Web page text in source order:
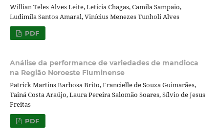
Willian Teles Alves Leite, Leticia Chagas, Camila Sampaio,
Ludimila Santos Amaral, Vinícius Menezes Tunholi Alves
PDF
Análise da performance de variedades de mandioca
na Região Noroeste Fluminense
Patrick Martins Barbosa Brito, Francielle de Souza Guimarães,
Tainá Costa Araújo, Laura Pereira Salomão Soares, Sílvio de Jesus
Freitas
PDF